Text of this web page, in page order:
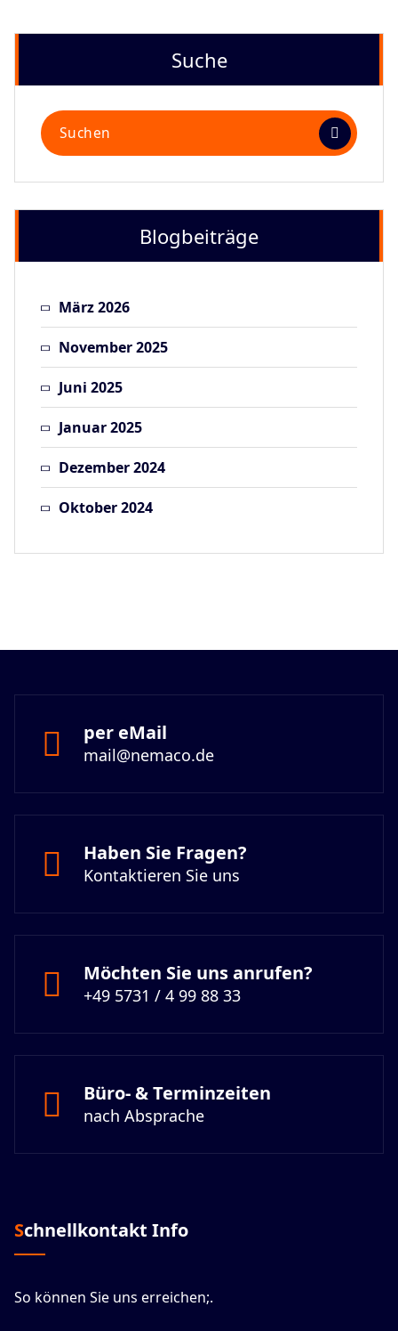
Suche
Suchen
nach:
Blogbeiträge
März 2026
November 2025
Juni 2025
Januar 2025
Dezember 2024
Oktober 2024
per eMail
mail@nemaco.de
Haben Sie Fragen?
Kontaktieren Sie uns
Möchten Sie uns anrufen?
+49 5731 / 4 99 88 33
Büro- & Terminzeiten
nach Absprache
Schnellkontakt Info
So können Sie uns erreichen;.